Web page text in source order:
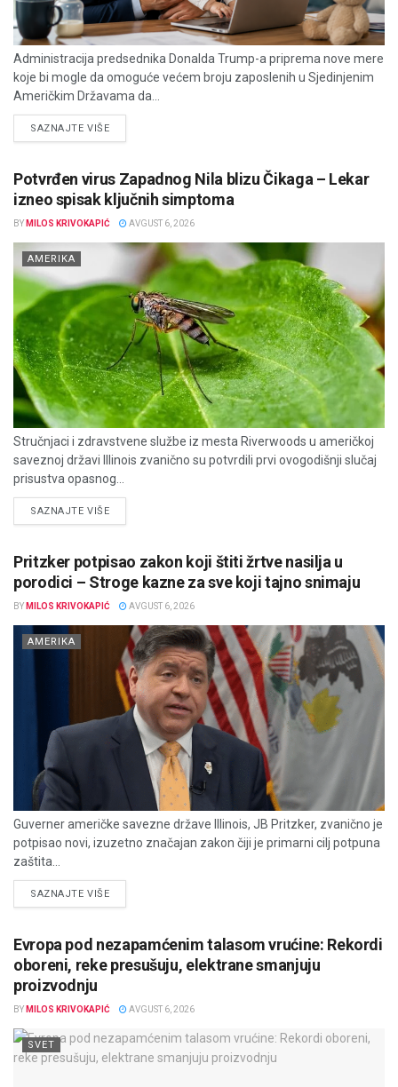
Administracija predsednika Donalda Trump-a priprema nove mere
koje bi mogle da omoguće većem broju zaposlenih u Sjedinjenim
Američkim Državama da...
SAZNAJTE VIŠEDETAILS
Potvrđen virus Zapadnog Nila blizu Čikaga – Lekar
izneo spisak ključnih simptoma
BY MILOS KRIVOKAPIĆ AVGUST 6, 2026
AMERIKA
Stručnjaci i zdravstvene službe iz mesta Riverwoods u američkoj
saveznoj državi Illinois zvanično su potvrdili prvi ovogodišnji slučaj
prisustva opasnog...
SAZNAJTE VIŠEDETAILS
Pritzker potpisao zakon koji štiti žrtve nasilja u
porodici – Stroge kazne za sve koji tajno snimaju
BY MILOS KRIVOKAPIĆ AVGUST 6, 2026
AMERIKA
Guverner američke savezne države Illinois, JB Pritzker, zvanično je
potpisao novi, izuzetno značajan zakon čiji je primarni cilj potpuna
zaštita...
SAZNAJTE VIŠEDETAILS
Evropa pod nezapamćenim talasom vrućine: Rekordi
oboreni, reke presušuju, elektrane smanjuju
proizvodnju
BY MILOS KRIVOKAPIĆ AVGUST 6, 2026
SVET